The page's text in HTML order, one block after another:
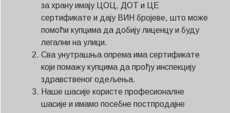
за храну имају ЦОЦ, ДОТ и ЦЕ
сертификате и дају ВИН бројеве, што може
помоћи купцима да добију лиценцу и буду
легални на улици.
Сва унутрашња опрема има сертификате
који помажу купцима да прођу инспекцију
здравственог одељења.
Наше шасије користе професионалне
шасије и имамо посебне постпродајне